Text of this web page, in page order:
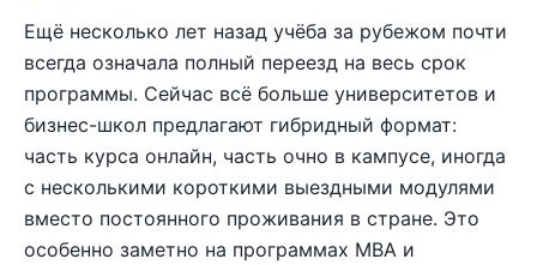
Ещё несколько лет назад учёба за рубежом почти
всегда означала полный переезд на весь срок
программы. Сейчас всё больше университетов и
бизнес-школ предлагают гибридный формат:
часть курса онлайн, часть очно в кампусе, иногда
с несколькими короткими выездными модулями
вместо постоянного проживания в стране. Это
особенно заметно на программах MBA и